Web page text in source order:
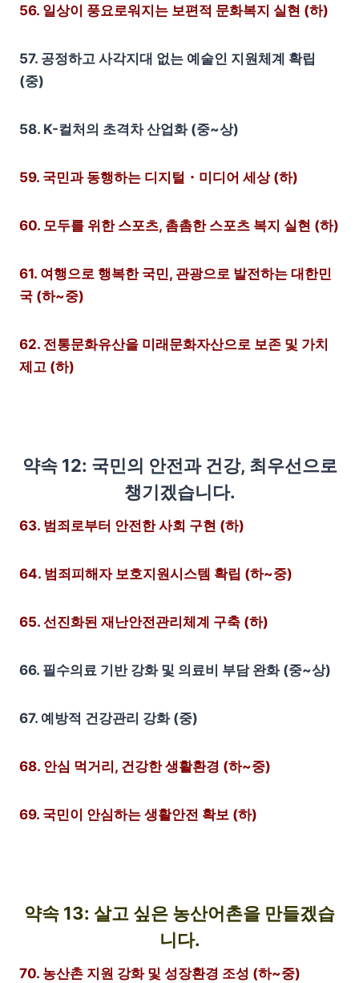
56. 일상이 풍요로워지는 보편적 문화복지 실현 (하)
57. 공정하고 사각지대 없는 예술인 지원체계 확립
(중)
58. K-컬처의 초격차 산업화 (중~상)
59. 국민과 동행하는 디지털・미디어 세상 (하)
60. 모두를 위한 스포츠, 촘촘한 스포츠 복지 실현 (하)
61. 여행으로 행복한 국민, 관광으로 발전하는 대한민
국 (하~중)
62. 전통문화유산을 미래문화자산으로 보존 및 가치
제고 (하)
약속 12: 국민의 안전과 건강, 최우선으로
챙기겠습니다.
63. 범죄로부터 안전한 사회 구현 (하)
64. 범죄피해자 보호지원시스템 확립 (하~중)
65. 선진화된 재난안전관리체계 구축 (하)
66. 필수의료 기반 강화 및 의료비 부담 완화 (중~상)
67. 예방적 건강관리 강화 (중)
68. 안심 먹거리, 건강한 생활환경 (하~중)
69. 국민이 안심하는 생활안전 확보 (하)
약속 13: 살고 싶은 농산어촌을 만들겠습
니다.
70. 농산촌 지원 강화 및 성장환경 조성 (하~중)